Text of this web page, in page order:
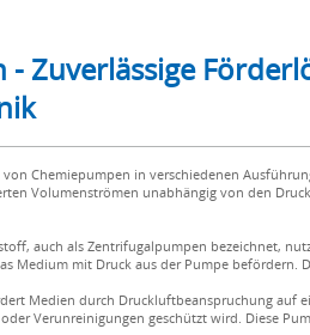
- Zuverlässige
Chemiepumpen in verschiedenen
Volumenströmen unabhängig von den
auch als Zentrifugalpumpen bezeichnet,
Medium mit Druck aus der Pumpe befördern.
Medien durch Druckluftbeanspruchung auf
Verunreinigungen geschützt wird. Diese